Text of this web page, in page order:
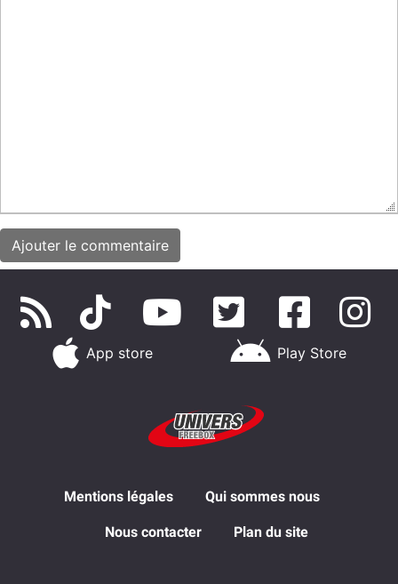
App store Play Store
Mentions légales Qui sommes nous
Nous contacter Plan du site